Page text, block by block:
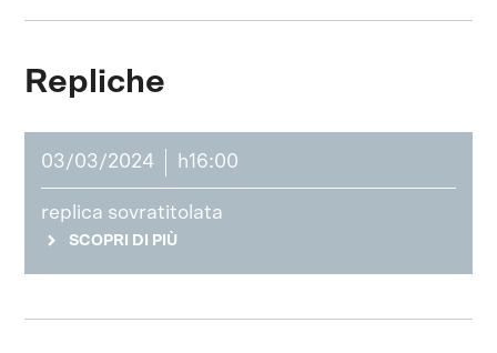
Repliche
03/03/2024 h16:00
replica sovratitolata
SCOPRI DI PIÙ